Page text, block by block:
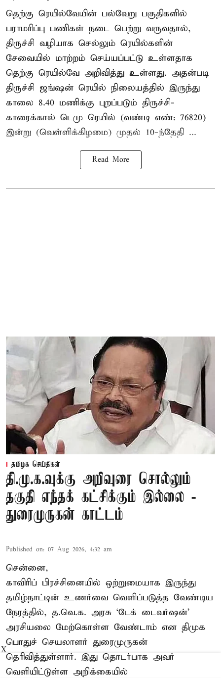
தெற்கு ரெயில்வேயின் பல்வேறு பகுதிகளில்
பராமரிப்பு பணிகள் நடை பெற்று வருவதால்,
திருச்சி வழியாக செல்லும் ரெயில்களின்
சேவையில் மாற்றம் செய்யப்பட்டு உள்ளதாக
தெற்கு ரெயில்வே அறிவித்து உள்ளது. அதன்படி
திருச்சி ஜங்ஷன் ரெயில் நிலையத்தில் இருந்து
காலை 8.40 மணிக்கு புறப்படும் திருச்சி-
காரைக்கால் டெமு ரெயில் (வண்டி எண்: 76820)
இன்று (வெள்ளிக்கிழமை) முதல் 10-ந்தேதி ...
Read More
தமிழக செய்திகள்
தி.மு.க.வுக்கு அறிவுரை சொல்லும்
தகுதி எந்தக் கட்சிக்கும் இல்லை -
துரைமுருகன் காட்டம்
Published on: 07 Aug 2026, 4:32 am
சென்னை,
காவிரிப் பிரச்சினையில் ஒற்றுமையாக இருந்து
தமிழ்நாட்டின் உணர்வை வெளிப்படுத்த வேண்டிய
நேரத்தில், த.வெ.க. அரசு ‘டேக் டைவர்ஷன்’
அரசியலை மேற்கொள்ள வேண்டாம் என திமுக
பொதுச் செயலாளர் துரைமுருகன்
தெரிவித்துள்ளார். இது தொடர்பாக அவர்
வெளியிட்டுள்ள அறிக்கையில்
X